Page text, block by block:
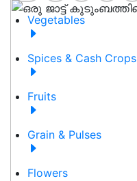
Vegetables
Spices & Cash Crops
Fruits
Grain & Pulses
Flowers